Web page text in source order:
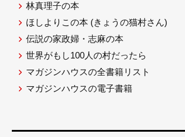
林真理子の本
ほしよりこの本 (きょうの猫村さん)
伝説の家政婦・志麻の本
世界がもし100人の村だったら
マガジンハウスの全書籍リスト
マガジンハウスの電子書籍